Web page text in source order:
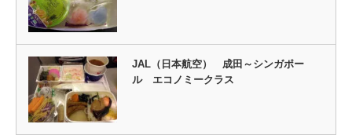
JAL（日本航空） 成田～シンガポー
ル エコノミークラス